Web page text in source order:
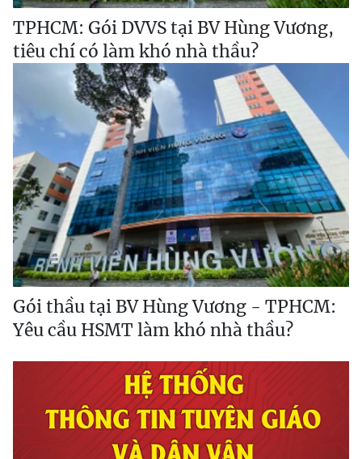
TPHCM: Gói DVVS tại BV Hùng Vương,
tiêu chí có làm khó nhà thầu?
Gói thầu tại BV Hùng Vương - TPHCM:
Yêu cầu HSMT làm khó nhà thầu?